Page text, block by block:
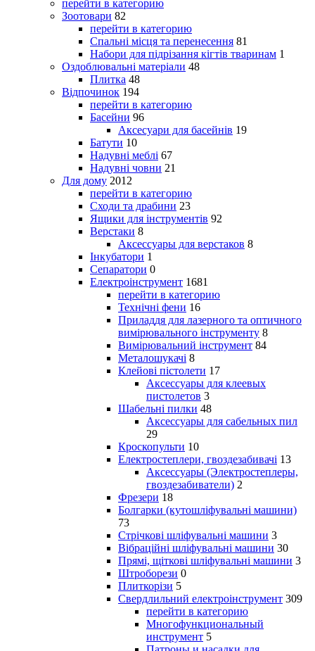
перейти в категорию
Зоотовари 82
перейти в категорию
Спальні місця та перенесення 81
Набори для підрізання кігтів тваринам 1
Оздоблювальні матеріали 48
Плитка 48
Відпочинок 194
перейти в категорию
Басейни 96
Аксесуари для басейнів 19
Батути 10
Надувні меблі 67
Надувні човни 21
Для дому 2012
перейти в категорию
Сходи та драбини 23
Ящики для інструментів 92
Верстаки 8
Аксессуары для верстаков 8
Інкубатори 1
Сепаратори 0
Електроінструмент 1681
перейти в категорию
Технічні фени 16
Приладдя для лазерного та оптичного
вимірювального інструменту 8
Вимірювальний інструмент 84
Металошукачі 8
Клейові пістолети 17
Аксессуары для клеевых
пистолетов 3
Шабельні пилки 48
Аксессуары для сабельных пил
29
Кроскопульти 10
Електростеплери, гвоздезабивачі 13
Аксессуары (Электростеплеры,
гвоздезабиватели) 2
Фрезери 18
Болгарки (кутошліфувальні машини)
73
Стрічкові шліфувальні машини 3
Вібраційні шліфувальні машини 30
Прямі, щіткові шліфувальні машини 3
Штроборези 0
Плиткорізи 5
Свердлильний електроінструмент 309
перейти в категорию
Многофункциональный
инструмент 5